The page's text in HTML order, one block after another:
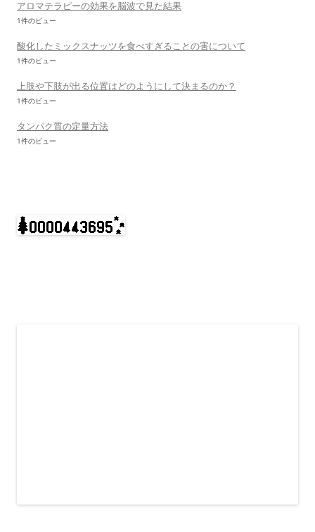
アロマテラピーの効果を脳波で見た結果
1件のビュー
酸化したミックスナッツを食べすぎることの害について
1件のビュー
上肢や下肢が出る位置はどのようにして決まるのか？
1件のビュー
タンパク質の定量方法
1件のビュー